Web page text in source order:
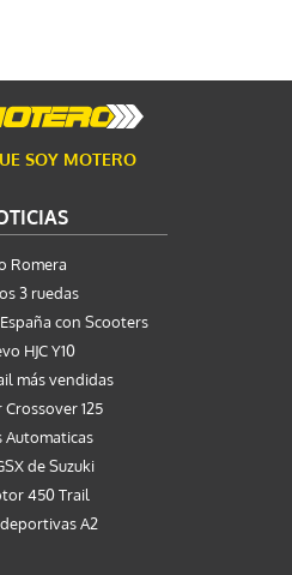
SOY MOTERO
Romera
3 ruedas
con Scooters
HJC Y10
más vendidas
125
Automaticas
de Suzuki
450 Trail
A2